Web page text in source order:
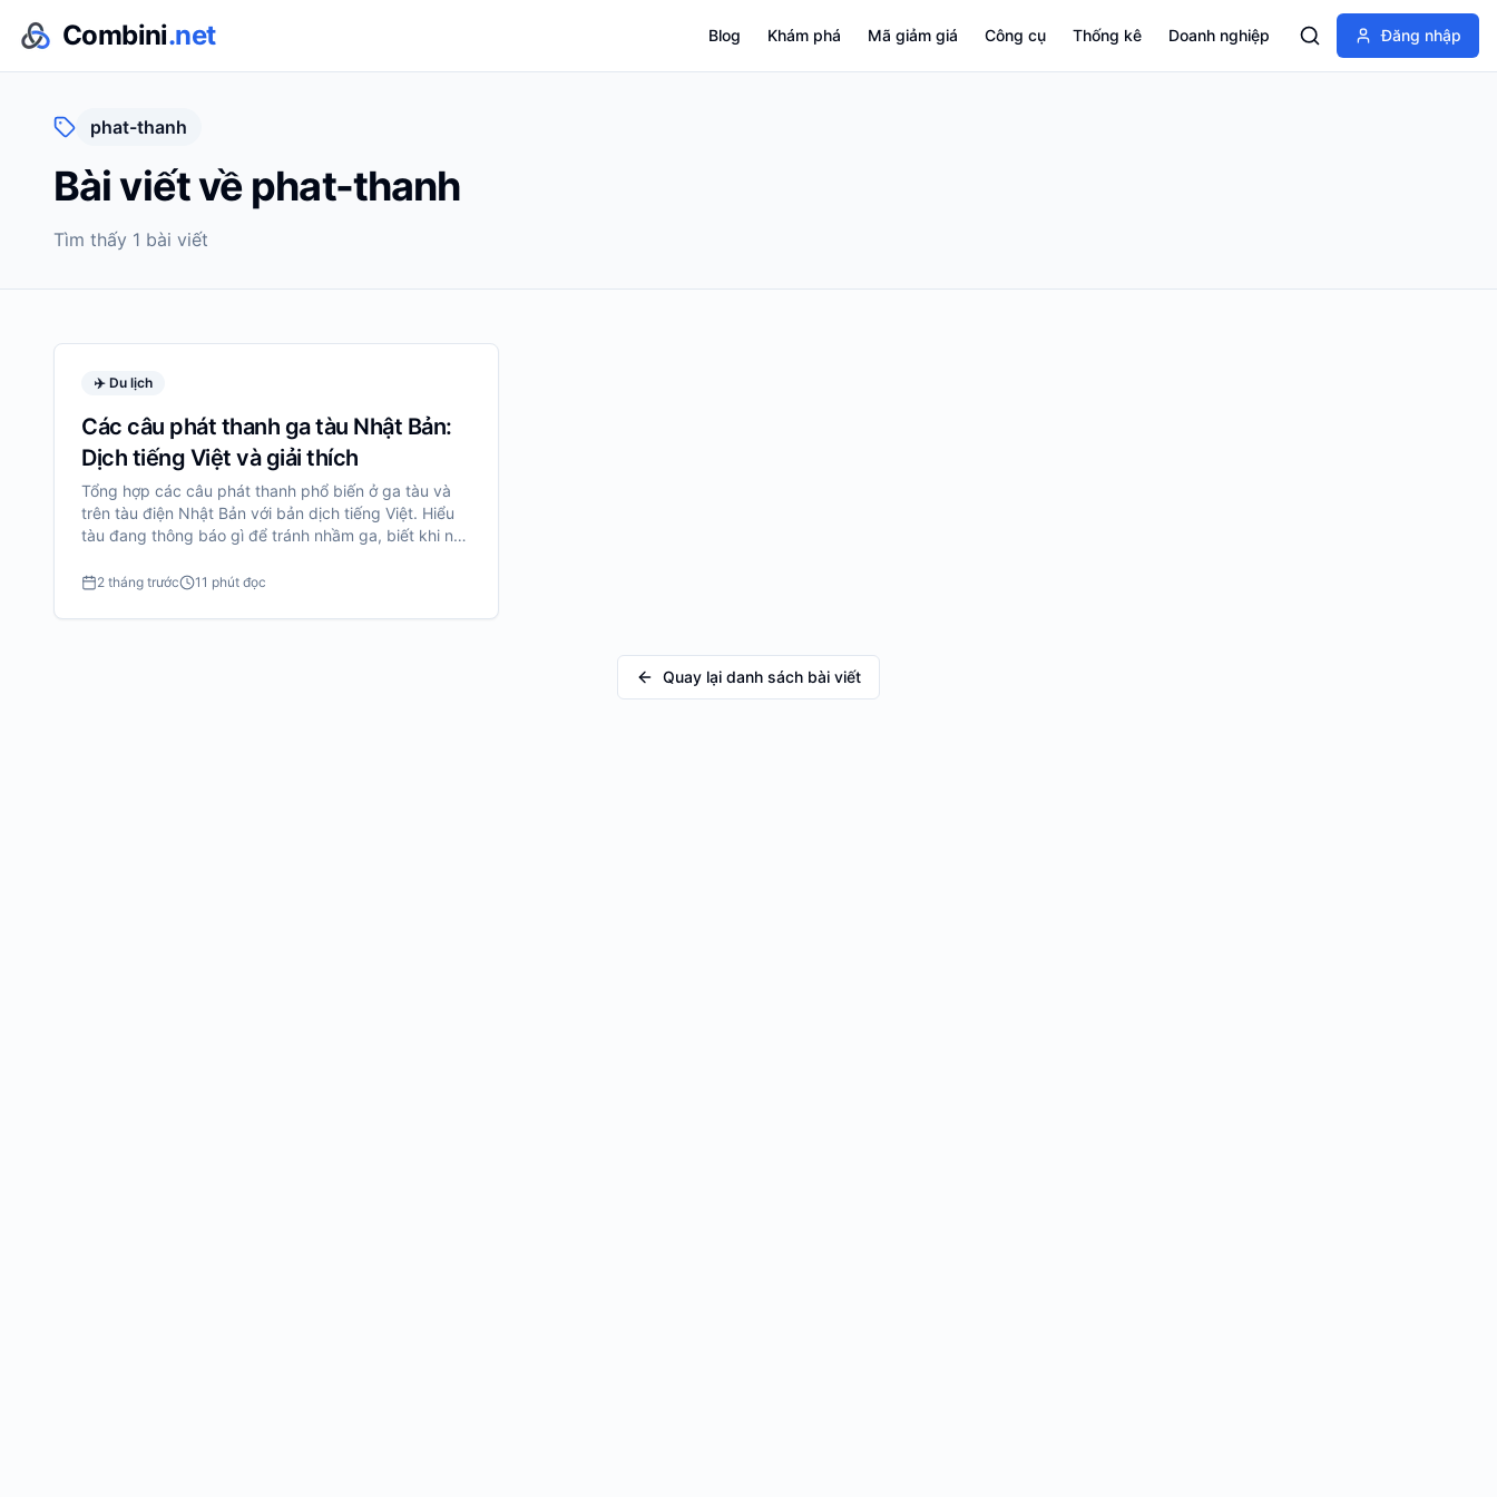
Combini.net Blog Khám phá Mã giảm giá Công cụ Thống kê Doanh nghiệp Đăng nhập
phat-thanh
Bài viết về phat-thanh
Tìm thấy 1 bài viết
✈️ Du lịch
Các câu phát thanh ga tàu Nhật Bản:
Dịch tiếng Việt và giải thích
Tổng hợp các câu phát thanh phổ biến ở ga tàu và
trên tàu điện Nhật Bản với bản dịch tiếng Việt. Hiểu
tàu đang thông báo gì để tránh nhầm ga, biết khi nào
2 tháng trước 11 phút đọc
Quay lại danh sách bài viết